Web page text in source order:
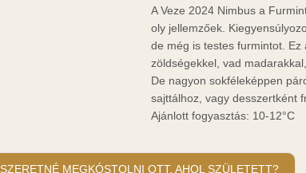
A Veze 2024 Nimbus a
oly jellemzőek.
de még is testes furmintot. Ez
zöldségekkel, vad
De nagyon sokféleképpen
sajttálhoz, vagy desszertként
Ajánlott fogyasztás: 10-12°C
SZERETNÉ MEGKÓSTOLNI OTT, AHOL SZÜLETETT?
Engedje